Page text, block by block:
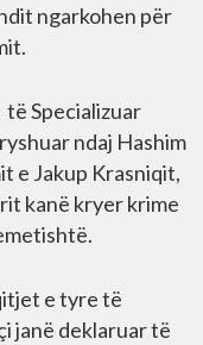
ngarkohen për
Specializuar
ndaj Hashim
e Jakup Krasniqit,
kanë kryer krime
e tyre të
janë deklaruar të